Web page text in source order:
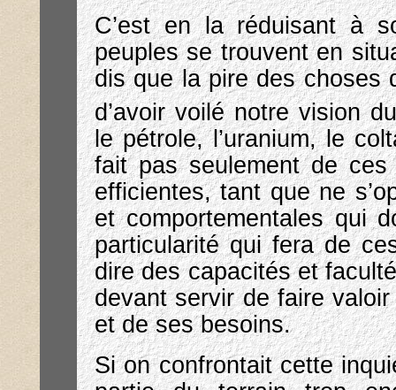
C’est en la réduisant à
peuples se trouvent en
dis que la pire des choses
d’avoir voilé notre vision
le pétrole, l’uranium, le
fait pas seulement de
efficientes, tant que ne
et comportementales qui
particularité qui fera de
dire des capacités et
devant servir de faire
et de ses besoins.
Si on confrontait cette